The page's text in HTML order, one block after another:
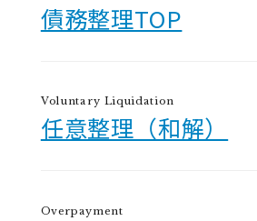
債務整理TOP
Voluntary Liquidation
任意整理（和解）
Overpayment